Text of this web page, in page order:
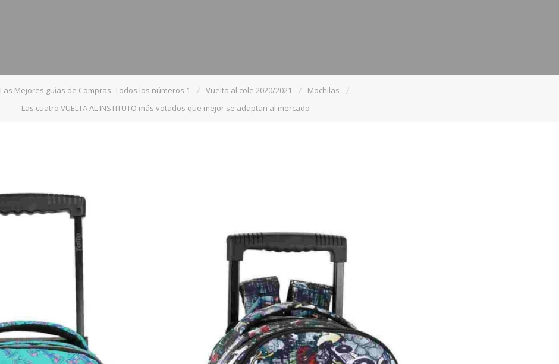
Las Mejores guías de Compras. Todos los números 1 Vuelta al cole 2020/2021
Mochilas
Las cuatro VUELTA AL INSTITUTO más votados que mejor se adaptan al mercado